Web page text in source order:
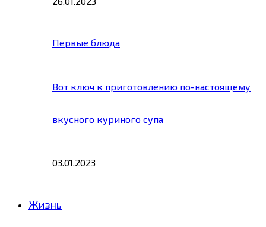
Первые блюда
Вот ключ к приготовлению по-настоящему
вкусного куриного супа
03.01.2023
Жизнь